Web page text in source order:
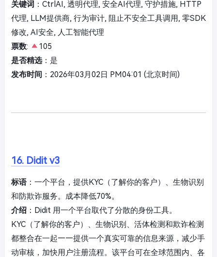
关键词 ：CtrlAI, 透明代理, 安全AI代理, 守护措施, HTTP
代理, LLM提供商, 行为审计, 阻止不安全工具调用, 零SDK
修改, AI安全, 人工智能代理
票数:
105
是否精选：是
发布时间 ：2026年03月02日 PM04:01 (北京时间)
16. Didit v3
标语：一个平台，提供KYC（了解你的客户）、生物识别
和防欺诈服务。成本降低70%。
介绍 ：Didit 用一个平台取代了分散的身份工具。
KYC（了解你的客户）、生物识别、活体检测和欺诈检测
都整合在一起——提供一个真实可靠的信息来源，减少手
动审核，加快用户注册流程。该平台可在全球范围内、各